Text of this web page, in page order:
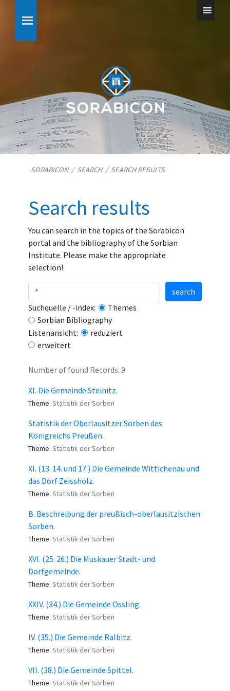
SORABICON/ SEARCH/ SEARCH RESULTS
Search results
You can search in the topics of the Sorabicon
portal and the bibliography of the Sorbian
Institute. Please make the appropriate
selection!
Suchquelle / -index:
Themes
Sorbian Bibliography
Listenansicht:
reduziert
erweitert
search
Number of found Records: 9
XI. Die Gemeinde Steinitz.
Theme: Statistik der Sorben
Statistik der Oberlausitzer Sorben des
Königreichs Preußen.
Theme: Statistik der Sorben
XI. (13. 14. und 17.) Die Gemeinde Wittichenau und
das Dorf Zeissholz.
Theme: Statistik der Sorben
B. Beschreibung der preußisch-oberlausitzischen
Sorben.
Theme: Statistik der Sorben
XVI. (25. 26.) Die Muskauer Stadt- und
Dorfgemeinde.
Theme: Statistik der Sorben
XXIV. (34.) Die Gemeinde Ossling.
Theme: Statistik der Sorben
IV. (35.) Die Gemeinde Ralbitz.
Theme: Statistik der Sorben
VII. (38.) Die Gemeinde Spittel.
Theme: Statistik der Sorben